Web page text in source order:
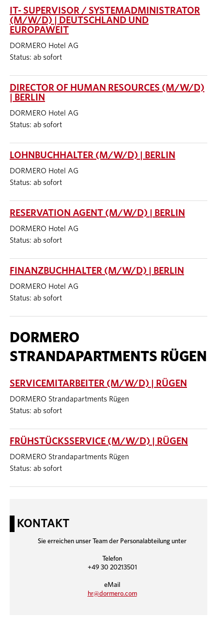
IT- SUPERVISOR / SYSTEMADMINISTRATOR
(M/W/D) | DEUTSCHLAND UND
EUROPAWEIT
DORMERO Hotel AG
Status: ab sofort
DIRECTOR OF HUMAN RESOURCES (M/W/D)
| BERLIN
DORMERO Hotel AG
Status: ab sofort
LOHNBUCHHALTER (M/W/D) | BERLIN
DORMERO Hotel AG
Status: ab sofort
RESERVATION AGENT (M/W/D) | BERLIN
DORMERO Hotel AG
Status: ab sofort
FINANZBUCHHALTER (M/W/D) | BERLIN
DORMERO Hotel AG
Status: ab sofort
DORMERO
STRANDAPARTMENTS RÜGEN
SERVICEMITARBEITER (M/W/D) | RÜGEN
DORMERO Strandapartments Rügen
Status: ab sofort
FRÜHSTÜCKSSERVICE (M/W/D) | RÜGEN
DORMERO Strandapartments Rügen
Status: ab sofort
KONTAKT
Sie erreichen unser Team der Personalabteilung unter
Telefon
+49 30 20213501
eMail
hr@dormero.com